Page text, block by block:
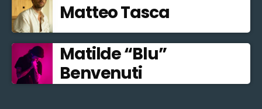
Matteo Tasca
Matilde “Blu”
Benvenuti